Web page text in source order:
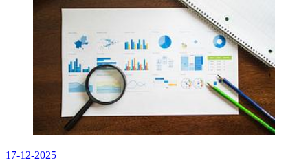
17-12-2025